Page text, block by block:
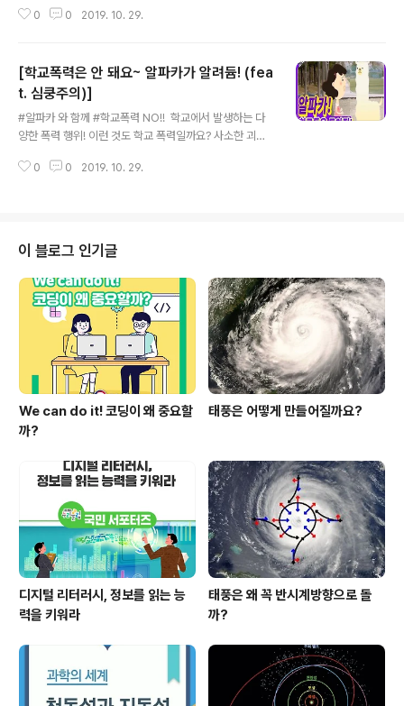
적극 참여해주세요! ​ ▶자세히 보기: https://bit.ly/32W0
0 0 2019. 10. 29.
[학교폭력은 안 돼요~ 알파카가 알려듐! (fea
t. 심쿵주의)]
#알파카 와 함께 #학교폭력 NO!! ​ 학교에서 발생하는 다
양한 폭력 행위! 이런 것도 학교 폭력일까요? 사소한 괴롭
의 최강이와 유라의 이야기를 만나보세요~ ​ 세상 귀염 깜
정부혁신
0 0 2019. 10. 29.
이 블로그 인기글
We can do it! 코딩이 왜 중요할
까?
태풍은 어떻게 만들어질까요?
디지털 리터러시, 정보를 읽는 능
력을 키워라
태풍은 왜 꼭 반시계방향으로 돌
까?